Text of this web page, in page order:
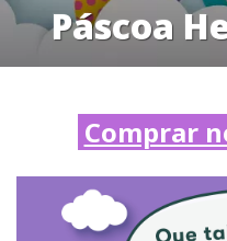
Páscoa
Comprar